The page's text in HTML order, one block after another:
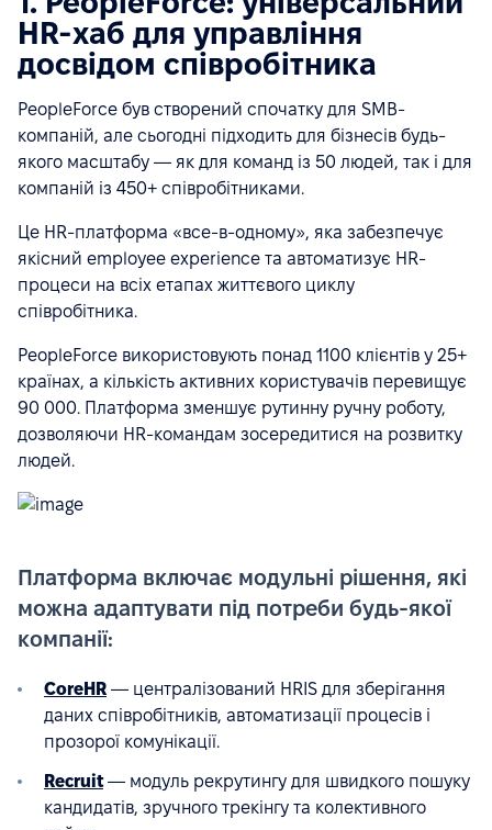
HR-хаб для управління
досвідом співробітника
PeopleForce був створений спочатку для SMB-
компаній, але сьогодні підходить для бізнесів будь-
якого масштабу — як для команд із 50 людей, так і для
компаній із 450+ співробітниками.
Це HR-платформа «все-в-одному», яка забезпечує
якісний employee experience та автоматизує HR-
процеси на всіх етапах життєвого циклу
співробітника.
PeopleForce використовують понад 1100 клієнтів у 25+
країнах, а кількість активних користувачів перевищує
90 000. Платформа зменшує рутинну ручну роботу,
дозволяючи HR-командам зосередитися на розвитку
людей.
Платформа включає модульні рішення, які
можна адаптувати під потреби будь-якої
компанії:
CoreHR — централізований HRIS для зберігання
даних співробітників, автоматизації процесів і
прозорої комунікації.
Recruit— модуль рекрутингу для швидкого пошуку
кандидатів, зручного трекінгу та колективного